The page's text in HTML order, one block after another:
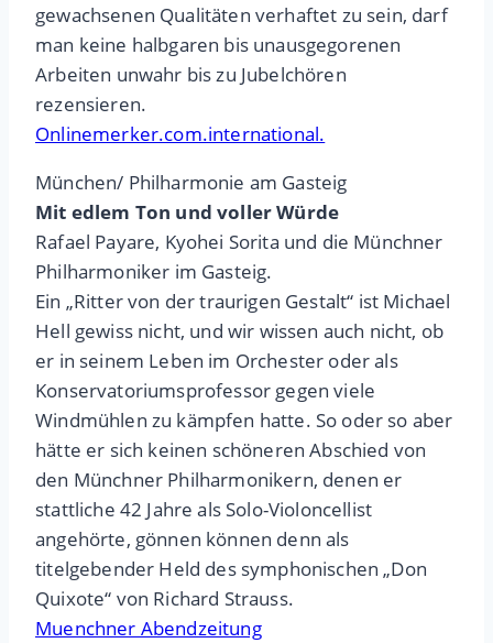
gewachsenen Qualitäten verhaftet zu sein, darf
man keine halbgaren bis unausgegorenen
Arbeiten unwahr bis zu Jubelchören
rezensieren.
Onlinemerker.com.international.
München/ Philharmonie am Gasteig
Mit edlem Ton und voller Würde
Rafael Payare, Kyohei Sorita und die Münchner
Philharmoniker im Gasteig.
Ein „Ritter von der traurigen Gestalt“ ist Michael
Hell gewiss nicht, und wir wissen auch nicht, ob
er in seinem Leben im Orchester oder als
Konservatoriumsprofessor gegen viele
Windmühlen zu kämpfen hatte. So oder so aber
hätte er sich keinen schöneren Abschied von
den Münchner Philharmonikern, denen er
stattliche 42 Jahre als Solo-Violoncellist
angehörte, gönnen können denn als
titelgebender Held des symphonischen „Don
Quixote“ von Richard Strauss.
Muenchner Abendzeitung